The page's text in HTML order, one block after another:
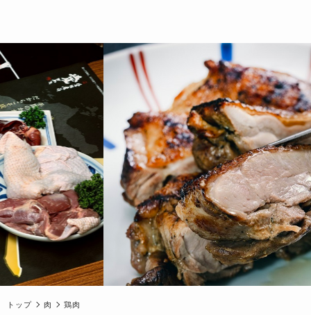
トップ 肉 鶏肉